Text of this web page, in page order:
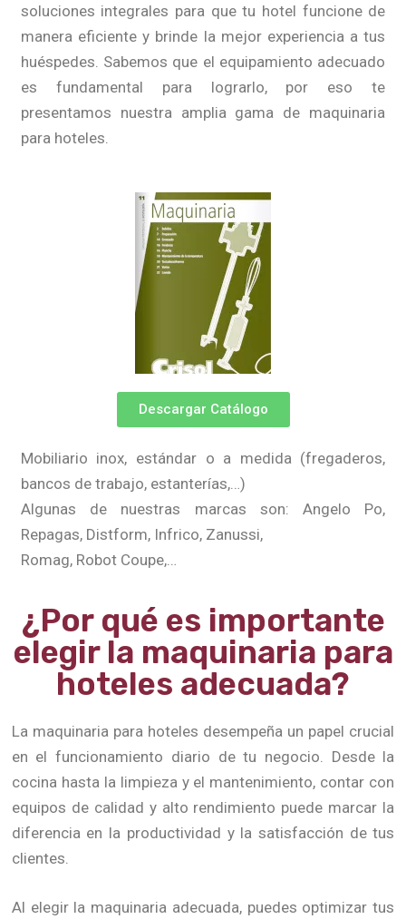
soluciones integrales para que tu hotel funcione de
manera eficiente y brinde la mejor experiencia a tus
huéspedes. Sabemos que el equipamiento adecuado
es fundamental para lograrlo, por eso te
presentamos nuestra amplia gama de maquinaria
para hoteles.
Descargar Catálogo
Mobiliario inox, estándar o a medida (fregaderos,
bancos de trabajo, estanterías,…)
Algunas de nuestras marcas son: Angelo Po,
Repagas, Distform, Infrico, Zanussi,
Romag, Robot Coupe,…
¿Por qué es importante
elegir la maquinaria para
hoteles adecuada?
La maquinaria para hoteles desempeña un papel crucial
en el funcionamiento diario de tu negocio. Desde la
cocina hasta la limpieza y el mantenimiento, contar con
equipos de calidad y alto rendimiento puede marcar la
diferencia en la productividad y la satisfacción de tus
clientes.
Al elegir la maquinaria adecuada, puedes optimizar tus